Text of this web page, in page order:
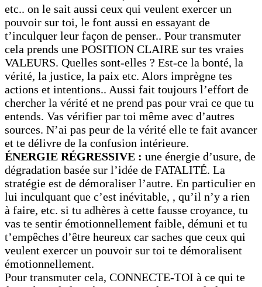
etc.. on le sait aussi ceux qui veulent exercer un
pouvoir sur toi, le font aussi en essayant de
t’inculquer leur façon de penser.. Pour transmuter
cela prends une POSITION CLAIRE sur tes vraies
VALEURS. Quelles sont-elles ? Est-ce la bonté, la
vérité, la justice, la paix etc. Alors imprègne tes
actions et intentions.. Aussi fait toujours l’effort de
chercher la vérité et ne prend pas pour vrai ce que tu
entends. Vas vérifier par toi même avec d’autres
sources. N’ai pas peur de la vérité elle te fait avancer
et te délivre de la confusion intérieure.
ÉNERGIE RÉGRESSIVE : une énergie d’usure, de
dégradation basée sur l’idée de FATALITÉ. La
stratégie est de démoraliser l’autre. En particulier en
lui inculquant que c’est inévitable, , qu’il n’y a rien
à faire, etc. si tu adhères à cette fausse croyance, tu
vas te sentir émotionnellement faible, démuni et tu
t’empêches d’être heureux car saches que ceux qui
veulent exercer un pouvoir sur toi te démoralisent
émotionnellement.
Pour transmuter cela, CONNECTE-TOI à ce qui te